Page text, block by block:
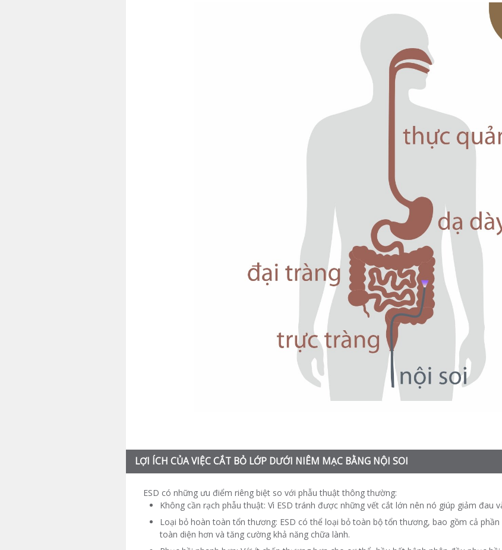
LỢI ÍCH CỦA VIỆC CẮT BỎ LỚP DƯỚI NIÊM MẠC BẰNG NỘI SOI
ESD có những ưu điểm riêng biệt so với phẫu thuật thông thường:
Không cần rạch phẫu thuật: Vì ESD tránh được những vết cắt lớn nên nó giúp giảm đau
Loại bỏ hoàn toàn tổn thương: ESD có thể loại bỏ toàn bộ tổn thương, bao gồm cả
toàn diện hơn và tăng cường khả năng chữa lành.